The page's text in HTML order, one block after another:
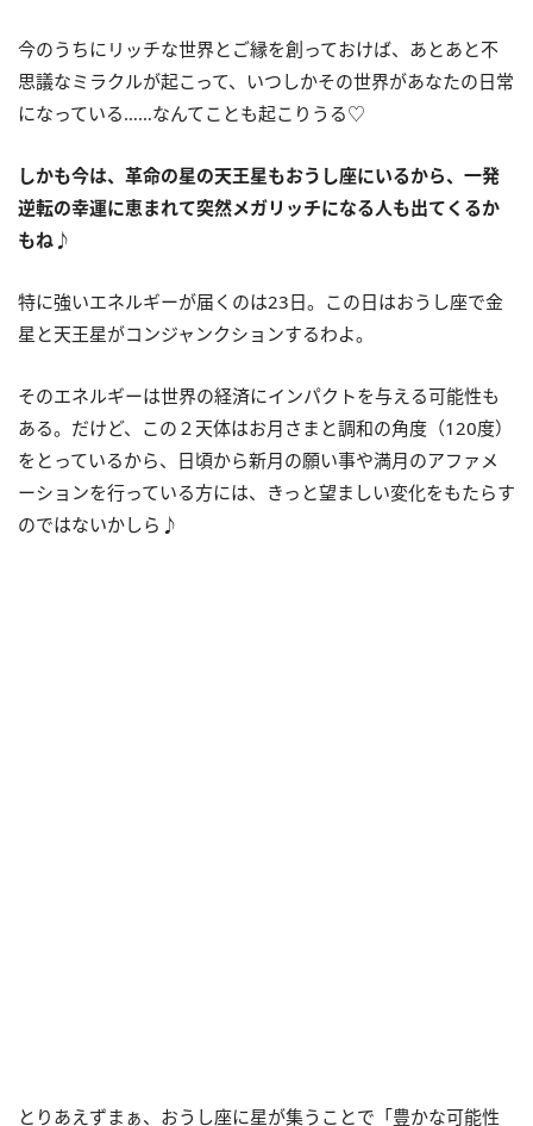
今のうちにリッチな世界とご縁を創っておけば、あとあと不
思議なミラクルが起こって、いつしかその世界があなたの日常
になっている……なんてことも起こりうる♡
しかも今は、革命の星の天王星もおうし座にいるから、一発
逆転の幸運に恵まれて突然メガリッチになる人も出てくるか
もね♪
特に強いエネルギーが届くのは23日。この日はおうし座で金
星と天王星がコンジャンクションするわよ。
そのエネルギーは世界の経済にインパクトを与える可能性も
ある。だけど、この２天体はお月さまと調和の角度（120度）
をとっているから、日頃から新月の願い事や満月のアファメ
ーションを行っている方には、きっと望ましい変化をもたらす
のではないかしら♪
とりあえずまぁ、おうし座に星が集うことで「豊かな可能性